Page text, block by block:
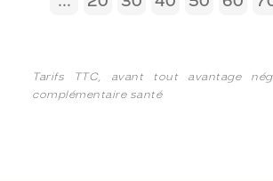
Tarifs TTC, avant tout avantage
complémentaire santé